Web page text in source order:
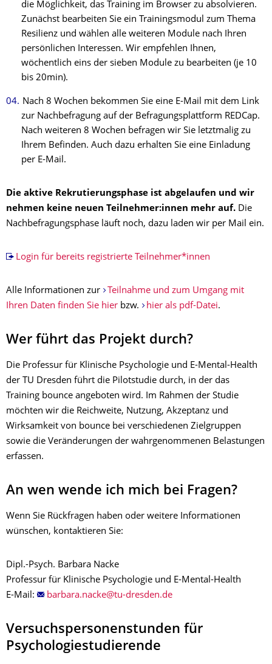
die Möglichkeit, das Training im Browser zu absolvieren.
Zunächst bearbeiten Sie ein Trainingsmodul zum Thema
Resilienz und wählen alle weiteren Module nach Ihren
persönlichen Interessen. Wir empfehlen Ihnen,
wöchentlich eins der sieben Module zu bearbeiten (je 10
bis 20min).
Nach 8 Wochen bekommen Sie eine E-Mail mit dem Link
zur Nachbefragung auf der Befragungsplattform REDCap.
Nach weiteren 8 Wochen befragen wir Sie letztmalig zu
Ihrem Befinden. Auch dazu erhalten Sie eine Einladung
per E-Mail.
Die aktive Rekrutierungsphase ist abgelaufen und wir
nehmen keine neuen Teilnehmer:innen mehr auf. Die
Nachbefragungsphase läuft noch, dazu laden wir per Mail ein.
Login für bereits registrierte Teilnehmer*innen
Alle Informationen zur
Teilnahme und zum Umgang mit
Ihren Daten finden Sie hier bzw. hier als pdf-Datei.
Wer führt das Projekt durch?
Die Professur für Klinische Psychologie und E-Mental-Health
der TU Dresden führt die Pilotstudie durch, in der das
Training bounce angeboten wird. Im Rahmen der Studie
möchten wir die Reichweite, Nutzung, Akzeptanz und
Wirksamkeit von bounce bei verschiedenen Zielgruppen
sowie die Veränderungen der wahrgenommenen Belastungen
erfassen.
An wen wende ich mich bei Fragen?
Wenn Sie Rückfragen haben oder weitere Informationen
wünschen, kontaktieren Sie:
Dipl.-Psych. Barbara Nacke
Professur für Klinische Psychologie und E-Mental-Health
E-Mail:
Versuchspersonenstunden für
Psychologiestudierende